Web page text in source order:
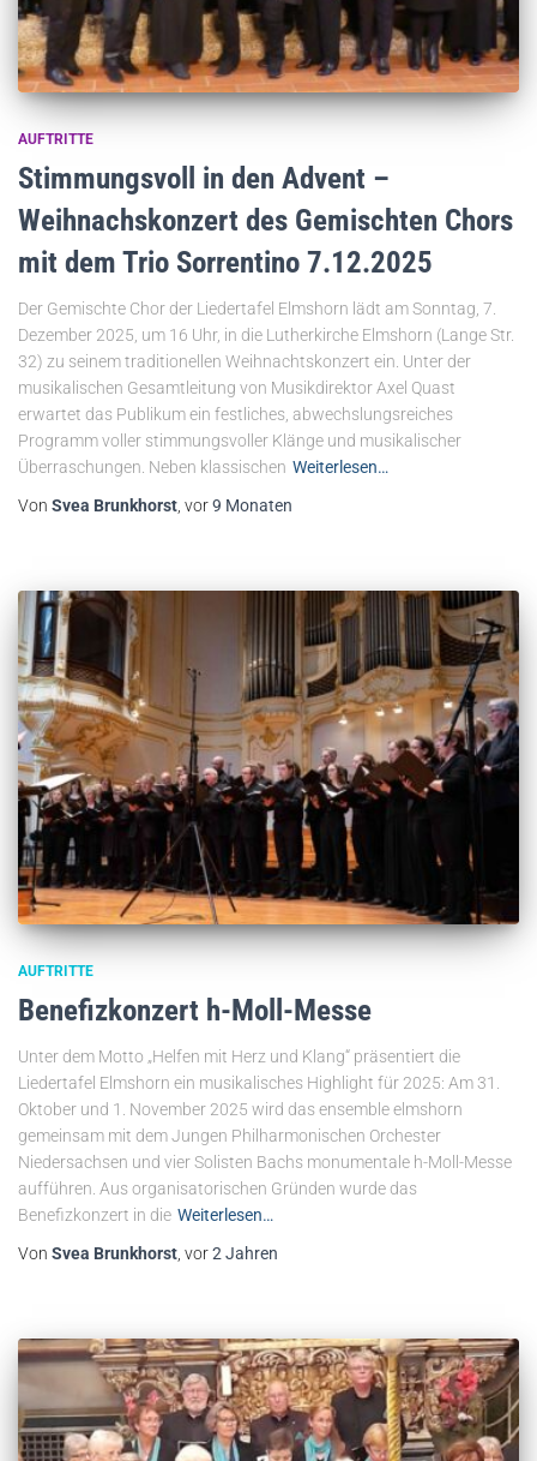
AUFTRITTE
Stimmungsvoll in den Advent –
Weihnachskonzert des Gemischten Chors
mit dem Trio Sorrentino 7.12.2025
Der Gemischte Chor der Liedertafel Elmshorn lädt am Sonntag, 7.
Dezember 2025, um 16 Uhr, in die Lutherkirche Elmshorn (Lange Str.
32) zu seinem traditionellen Weihnachtskonzert ein. Unter der
musikalischen Gesamtleitung von Musikdirektor Axel Quast
erwartet das Publikum ein festliches, abwechslungsreiches
Programm voller stimmungsvoller Klänge und musikalischer
Überraschungen. Neben klassischen Weiterlesen…
Von Svea Brunkhorst , vor9 Monaten
AUFTRITTE
Benefizkonzert h-Moll-Messe
Unter dem Motto „Helfen mit Herz und Klang“ präsentiert die
Liedertafel Elmshorn ein musikalisches Highlight für 2025: Am 31.
Oktober und 1. November 2025 wird das ensemble elmshorn
gemeinsam mit dem Jungen Philharmonischen Orchester
Niedersachsen und vier Solisten Bachs monumentale h-Moll-Messe
aufführen. Aus organisatorischen Gründen wurde das
Benefizkonzert in die Weiterlesen…
Von Svea Brunkhorst, vor2 Jahren